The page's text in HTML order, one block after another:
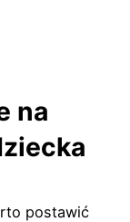
na
postawić